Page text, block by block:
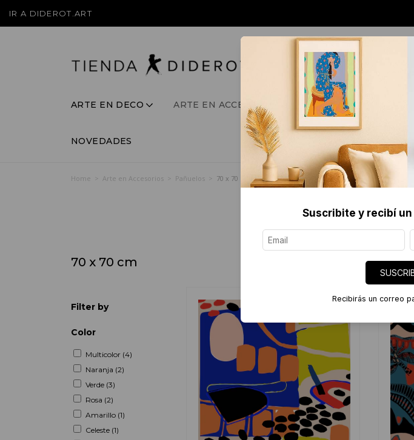
IR A DIDEROT.ART
ARTE EN DECO ARTE EN ACCESORIOS JOYERÍA
NOVEDADES
Home Arte en Accesorios Pañuelos 70 x 70 cm
Descubrí objetos de arte
70 x 70 cm
Filter by
Color
Multicolor (4)
Naranja (2)
Verde (3)
Rosa (2)
Amarillo (1)
Celeste (1)
Suscribite y recibí
Recibirás un correo